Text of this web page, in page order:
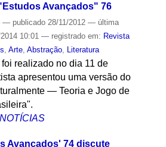
Avançados" 76
— publicado28/11/2012 — última
10:01 — registrado em: Revista
, Arte, Abstração, Literatura
realizado no dia 11 de
apresentou uma versão do
— Teoria e Jogo de
NOTÍCIAS
Avançados' 74 discute